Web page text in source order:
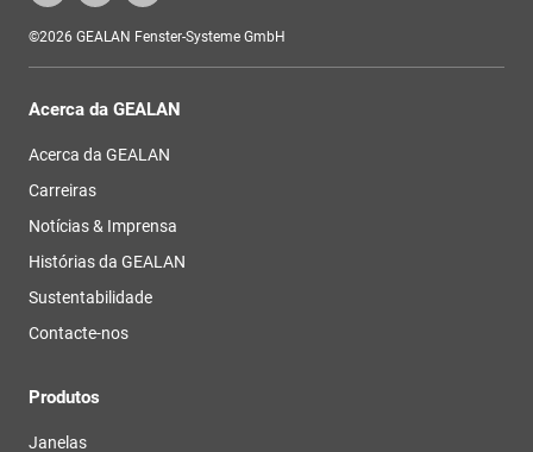
©2026 GEALAN Fenster-Systeme GmbH
Acerca da GEALAN
Acerca da GEALAN
Carreiras
Notícias & Imprensa
Histórias da GEALAN
Sustentabilidade
Contacte-nos
Produtos
Janelas